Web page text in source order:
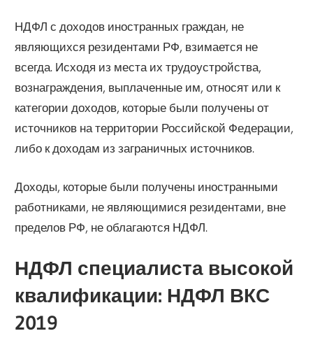
НДФЛ с доходов иностранных граждан, не
являющихся резидентами РФ, взимается не
всегда. Исходя из места их трудоустройства,
вознаграждения, выплаченные им, относят или к
категории доходов, которые были получены от
источников на территории Российской Федерации,
либо к доходам из заграничных источников.
Доходы, которые были получены иностранными
работниками, не являющимися резидентами, вне
пределов РФ, не облагаются НДФЛ.
НДФЛ специалиста высокой
квалификации: НДФЛ ВКС
2019